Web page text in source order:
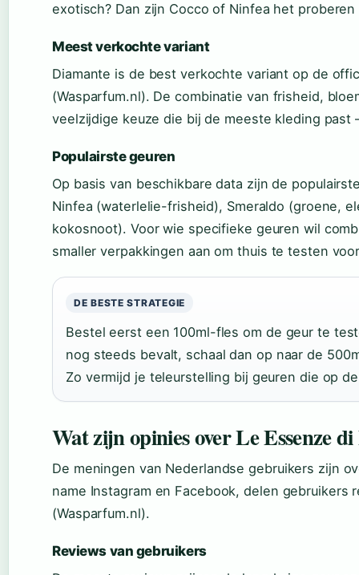
exotisch? Dan zijn Cocco of Ninfea het proberen
Meest verkochte variant
Diamante is de best verkochte variant op de
(Wasparfum.nl). De combinatie van frisheid,
veelzijdige keuze die bij de meeste kleding
Populairste geuren
Op basis van beschikbare data zijn de
Ninfea (waterlelie-frisheid), Smeraldo (groene,
kokosnoot). Voor wie specifieke geuren wil
smaller verpakkingen aan om thuis te testen
DE BESTE STRATEGIE
Bestel eerst een 100ml-fles om de geur te
nog steeds bevalt, schaal dan op naar de
Zo vermijd je teleurstelling bij geuren die op
Wat zijn opinies over Le Essenze
De meningen van Nederlandse gebruikers zijn
name Instagram en Facebook, delen gebruikers
(Wasparfum.nl).
Reviews van gebruikers